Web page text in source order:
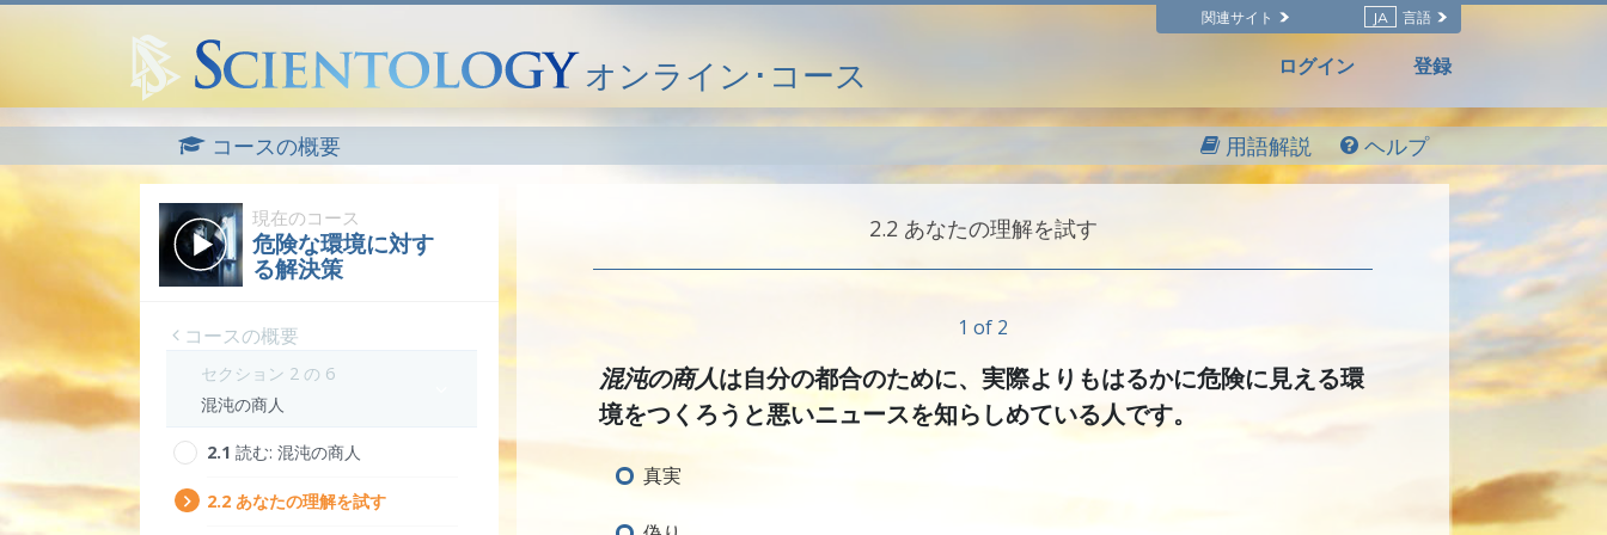
関連サイト JA 言語
オンライン･コース ログイン 登録
コースの概要 用語解説 ヘルプ
現在のコース
危険な環境に対す
る解決策
コースの概要
セクション 2 の 6
混沌の商人
2.‎1 読む: 混沌の商人
2.‎2 あなたの理解を試す
2.‎2 あなたの理解を試す
1 of 2
混沌の商人は自分の都合のために、実際よりもはるかに危険に見える環
境をつくろうと悪いニュースを知らしめている人です。
真実